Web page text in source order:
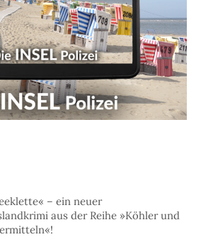
– ein neuer
aus der Reihe »Köhler und